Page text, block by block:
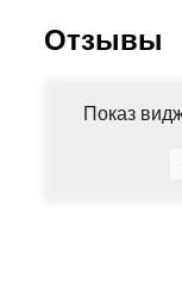
Отзывы
Показ